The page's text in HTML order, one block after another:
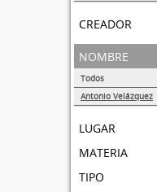
creador
nombre
Todos
Antonio Velázquez
lugar
materia
tipo